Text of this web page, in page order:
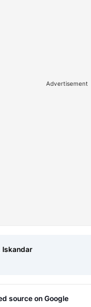
Advertisement
Iskandar
source on Google